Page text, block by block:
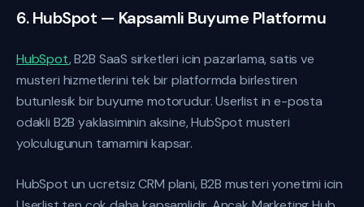
6. HubSpot — Kapsamli Buyume Platformu
HubSpot, B2B SaaS sirketleri icin pazarlama, satis ve
musteri hizmetlerini tek bir platformda birlestiren
butunlesik bir buyume motorudur. Userlist in e-posta
odakli B2B yaklasiminin aksine, HubSpot musteri
yolculugunun tamamini kapsar.
HubSpot un ucretsiz CRM plani, B2B musteri yonetimi icin